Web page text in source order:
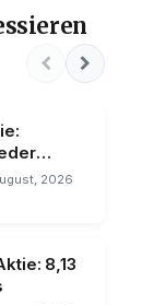
2026
8,13